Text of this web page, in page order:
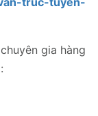
gia hàng